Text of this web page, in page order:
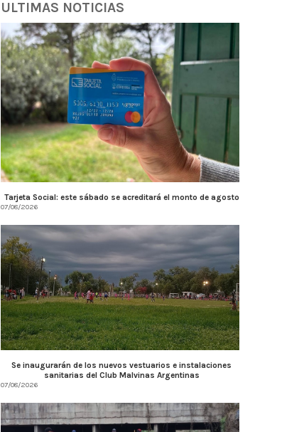
ULTIMAS NOTICIAS
Tarjeta Social: este sábado se acreditará el monto de agosto
07/08/2026
Se inaugurarán de los nuevos vestuarios e instalaciones
sanitarias del Club Malvinas Argentinas
07/08/2026